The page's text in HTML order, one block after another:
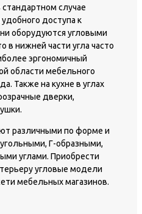
случае
доступа к
оборудуются угловыми
в нижней части угла часто
эргономичный
области мебельного
Также на кухне в углах
дверки,
различными по форме и
Г-образными,
углами. Приобрести
угловые модели
мебельных магазинов.